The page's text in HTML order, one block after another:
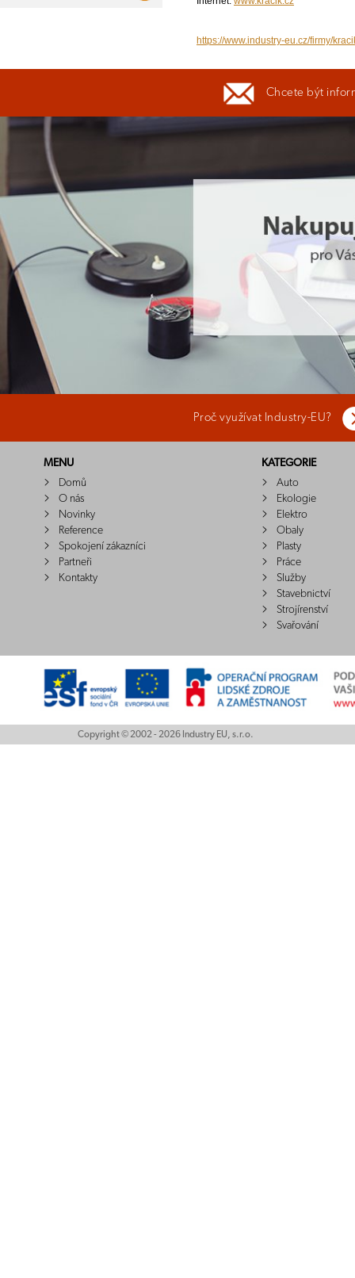
https://www.industry-eu.cz/firmy/
Chcete být
Proč využívat Industry-EU?
MENU
Domů
O nás
Novinky
Reference
Spokojení zákazníci
Partneři
Kontakty
KATEGORIE
Auto
Ekologie
Elektro
Obaly
Plasty
Práce
Služby
Stavebnictví
Strojírenství
Svařování
Copyright © 2002 - 2026 Industry EU, s.r.o.